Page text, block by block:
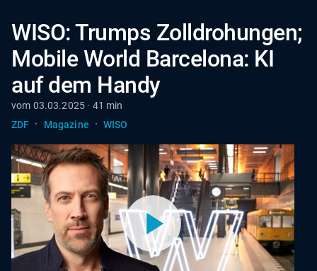
WISO: Trumps Zolldrohungen;
Mobile World Barcelona: KI
auf dem Handy
vom 03.03.2025 · 41 min
ZDF · Magazine · WISO